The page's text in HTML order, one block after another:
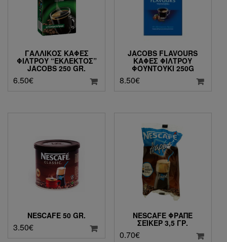
ΓΑΛΛΙΚΌΣ ΚΑΦΈΣ
ΦΊΛΤΡΟΥ “ΕΚΛΕΚΤΌΣ”
JACOBS 250 GR.
6.50€
JACOBS FLAVOURS
ΚΑΦΈΣ ΦΊΛΤΡΟΥ
ΦΟΥΝΤΟΎΚΙ 250G
8.50€
NESCAFE 50 GR.
3.50€
NESCAFE ΦΡΑΠΈ
ΣΕΪΚΕΡ 3,5 ΓΡ.
0.70€